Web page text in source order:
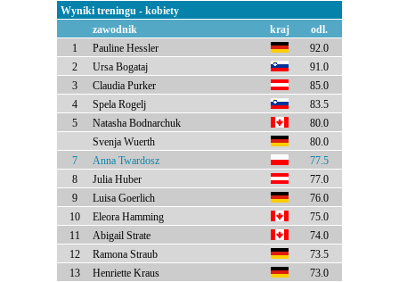
Wyniki treningu - kobiety
zawodnik
kraj
odl.
1
Pauline Hessler
92.0
2
Ursa Bogataj
91.0
3
Claudia Purker
85.0
4
Spela Rogelj
83.5
5
Natasha Bodnarchuk
80.0
Svenja Wuerth
80.0
7
Anna Twardosz
77.5
8
Julia Huber
77.0
9
Luisa Goerlich
76.0
10
Eleora Hamming
75.0
11
Abigail Strate
74.0
12
Ramona Straub
73.5
13
Henriette Kraus
73.0